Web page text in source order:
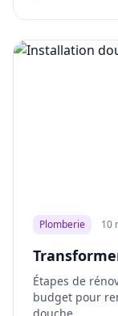
Plomberie 10
Étapes de
budget pour